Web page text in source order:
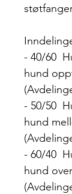
- 40/60
hund
- 50/50
hund
- 60/40
hund